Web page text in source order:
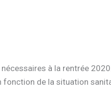
à la rentrée
de la situation